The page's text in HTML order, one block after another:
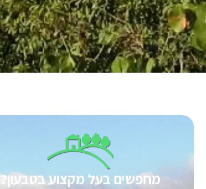
מחפשים בעל מקצוע בטבעון?